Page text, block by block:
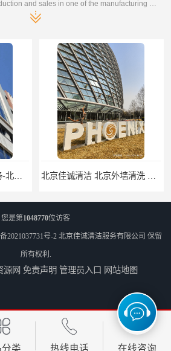
北京建筑物外墙清洁服务-北京高空保洁服务公司-北京物业管理服务公司 北京佳诚清洁 北京外墙清洗 北京开荒保洁 玻璃幕墙清洗
北京高空作业保洁服务-北京物业管理公司-北京家政服务公司
您是第1048770位访客
2021037731号-2 北京佳诚清洁服务有限公司 保留
所有权利.
源网 免责声明 管理员入口 网站地图
类 热线电话 在线咨询